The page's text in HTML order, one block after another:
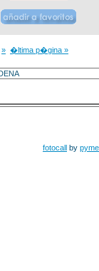
» �ltima p�gina »
fotocall by